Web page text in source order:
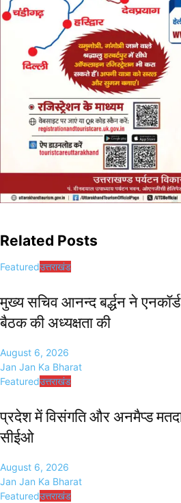
Related Posts
Featuredउत्तराखंड
मुख्य सचिव आनन्द बर्द्धन ने
बैठक की अध्यक्षता की
August 6, 2026
Jan Jan Ka Bharat
Featuredउत्तराखंड
प्रदेश में विसंगति और अनमैप्ड
सीईओ
August 6, 2026
Jan Jan Ka Bharat
Featuredउत्तराखंड